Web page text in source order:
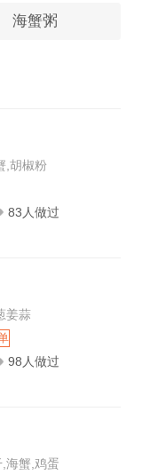
海蟹粥
,胡椒粉
83人做过
姜蒜
98人做过
海蟹,鸡蛋